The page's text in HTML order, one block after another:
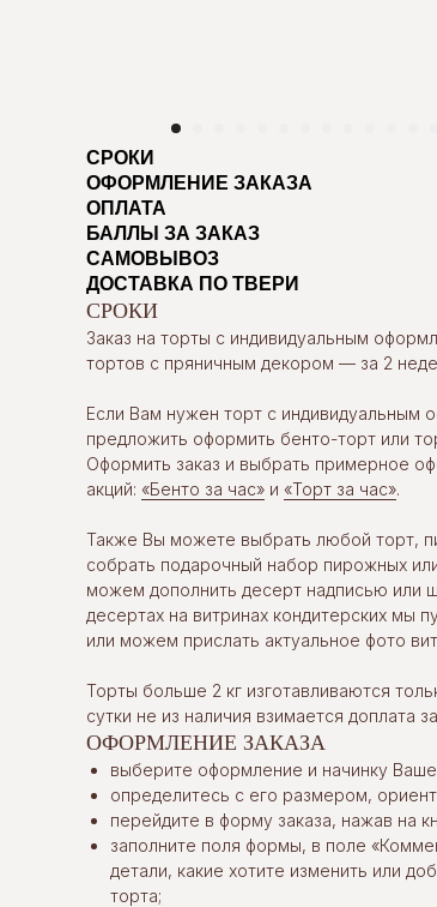
СРОКИ
ОФОРМЛЕНИЕ ЗАКАЗА
ОПЛАТА
БАЛЛЫ ЗА ЗАКАЗ
САМОВЫВОЗ
ДОСТАВКА ПО ТВЕРИ
СРОКИ
Заказ на торты с индивидуальным
тортов с пряничным декором — за 2
Если Вам нужен торт с
предложить оформить бенто-торт или
Оформить заказ и выбрать примерное
акций: «Бенто за час» и «Торт за час».
Также Вы можете выбрать любой торт,
собрать подарочный набор пирожных
можем дополнить десерт надписью или
десертах на витринах кондитерских мы
или можем прислать актуальное фото
Торты больше 2 кг изготавливаются
сутки не из наличия взимается доплата
ОФОРМЛЕНИЕ ЗАКАЗА
выберите оформление и начинку
определитесь с его размером,
перейдите в форму заказа, нажав на
заполните поля формы, в поле
детали, какие хотите изменить или
торта;